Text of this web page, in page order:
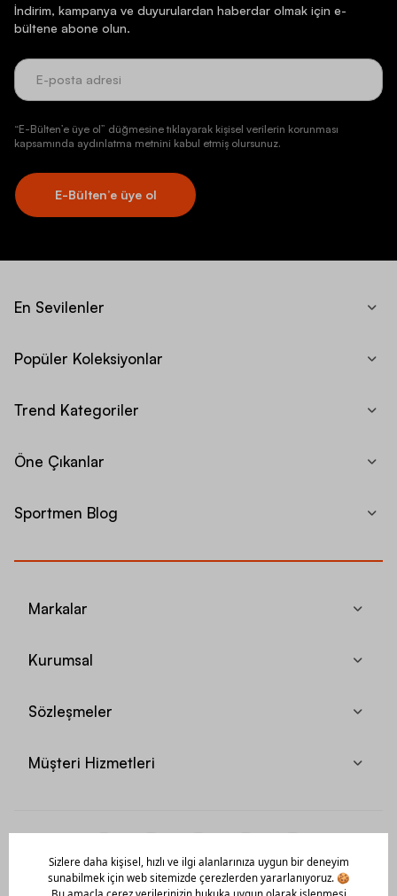
İndirim, kampanya ve duyurulardan haberdar olmak için e-
bültene abone olun.
“E-Bülten’e üye ol” düğmesine tıklayarak kişisel verilerin korunması
kapsamında aydınlatma metnini kabul etmiş olursunuz.
E-Bülten’e üye ol
En Sevilenler
Popüler Koleksiyonlar
Trend Kategoriler
Öne Çıkanlar
Sportmen Blog
Markalar
Kurumsal
Sözleşmeler
Müşteri Hizmetleri